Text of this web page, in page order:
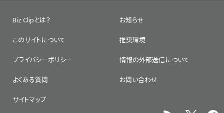
Biz Clipとは？ お知らせ
このサイトについて 推奨環境
プライバシーポリシー 情報の外部送信について
よくある質問 お問い合わせ
サイトマップ